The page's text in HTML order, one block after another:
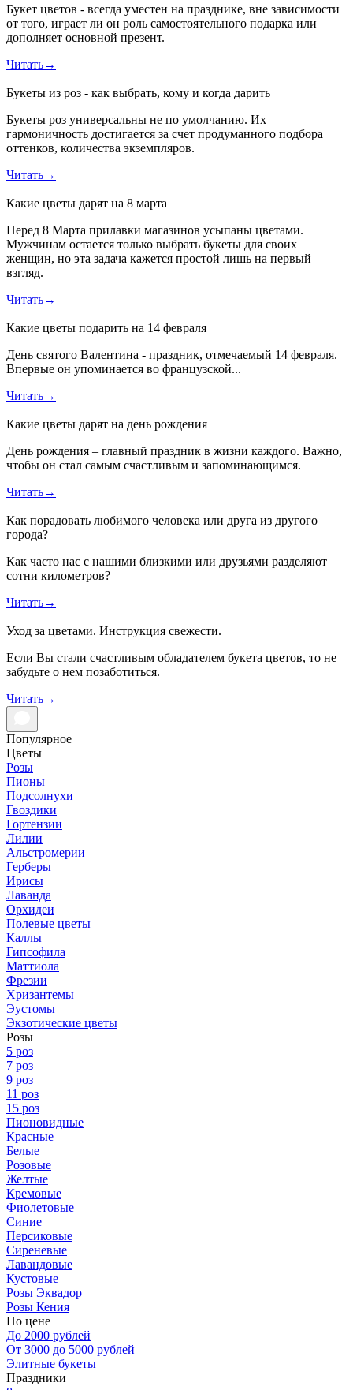
Букет цветов - всегда уместен на празднике, вне зависимости
от того, играет ли он роль самостоятельного подарка или
дополняет основной презент.
Читать→
Букеты из роз - как выбрать, кому и когда дарить
Букеты роз универсальны не по умолчанию. Их
гармоничность достигается за счет продуманного подбора
оттенков, количества экземпляров.
Читать→
Какие цветы дарят на 8 марта
Перед 8 Марта прилавки магазинов усыпаны цветами.
Мужчинам остается только выбрать букеты для своих
женщин, но эта задача кажется простой лишь на первый
взгляд.
Читать→
Какие цветы подарить на 14 февраля
День святого Валентина - праздник, отмечаемый 14 февраля.
Впервые он упоминается во французской...
Читать→
Какие цветы дарят на день рождения
День рождения – главный праздник в жизни каждого. Важно,
чтобы он стал самым счастливым и запоминающимся.
Читать→
Как порадовать любимого человека или друга из другого
города?
Как часто нас с нашими близкими или друзьями разделяют
сотни километров?
Читать→
Уход за цветами. Инструкция свежести.
Если Вы стали счастливым обладателем букета цветов, то не
забудьте о нем позаботиться.
Читать→
Популярное
Цветы
Розы
Пионы
Подсолнухи
Гвоздики
Гортензии
Лилии
Альстромерии
Герберы
Ирисы
Лаванда
Орхидеи
Полевые цветы
Каллы
Гипсофила
Маттиола
Фрезии
Хризантемы
Эустомы
Экзотические цветы
Розы
5 роз
7 роз
9 роз
11 роз
15 роз
Пионовидные
Красные
Белые
Розовые
Желтые
Кремовые
Фиолетовые
Синие
Персиковые
Сиреневые
Лавандовые
Кустовые
Розы Эквадор
Розы Кения
По цене
До 2000 рублей
От 3000 до 5000 рублей
Элитные букеты
Праздники